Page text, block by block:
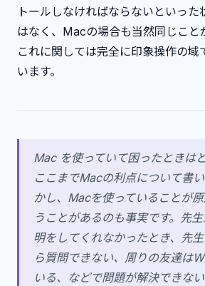
トールしなければならないといった
はなく、Macの場合も当然同じこと
これに関しては完全に印象操作の域
います。
Mac を使っていて困ったときは
ここまでMacの利点について書
かし、Macを使っていることが
うことがあるのも事実です。先
明をしてくれなかったとき、先
ら質問できない、周りの友達は
いる、などで問題が解決できな